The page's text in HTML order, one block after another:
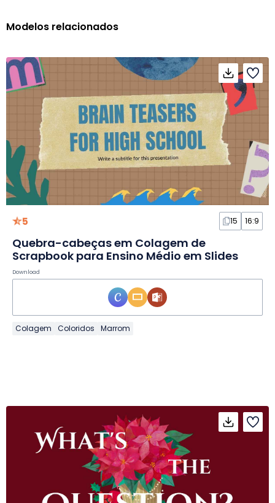
Modelos relacionados
5 15 16:9
Quebra-cabeças em Colagem de
Scrapbook para Ensino Médio em Slides
Download
Colagem Coloridos Marrom